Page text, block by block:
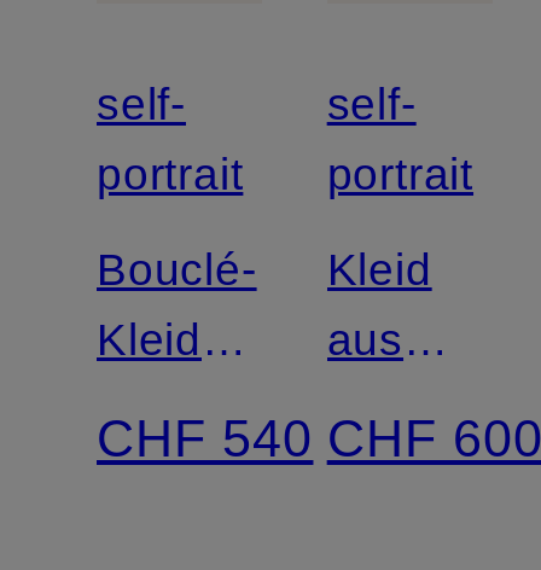
self-
portrait
Bouclé-
Kleid
mit
Schmucksteinen
CHF 540
self-
portrait
Kleid
aus
CHF